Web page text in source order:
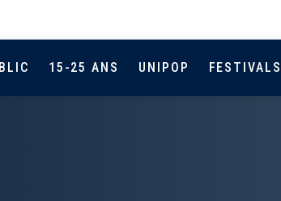
15-25 ANS UNIPOP FESTIVALS